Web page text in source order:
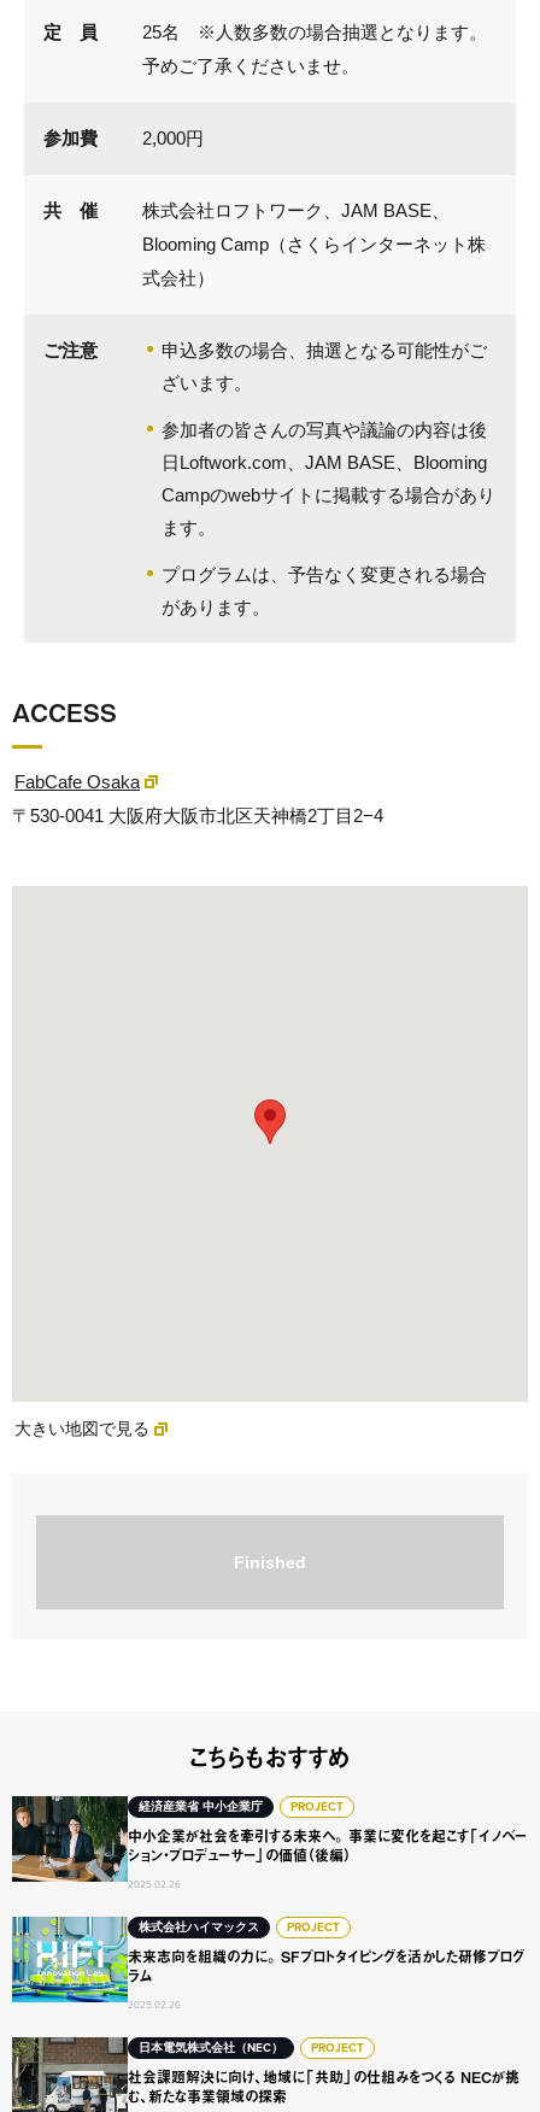
定 員
25名 ※人数多数の場合抽選となります。
予めご了承くださいませ。
参加費 2,000円
共 催
株式会社ロフトワーク、JAM BASE、
Blooming Camp（さくらインターネット株
式会社）
ご注意
申込多数の場合、抽選となる可能性がご
ざいます。
参加者の皆さんの写真や議論の内容は後
日Loftwork.com、JAM BASE、Blooming
Campのwebサイトに掲載する場合があり
ます。
プログラムは、予告なく変更される場合
があります。
ACCESS
FabCafe Osaka
〒530-0041 大阪府大阪市北区天神橋2丁目2−4
大きい地図で見る
Finished
こちらもおすすめ
経済産業省 中小企業庁 PROJECT
中小企業が社会を牽引する未来へ。 事業に変化を起こす「イノベー
ション・プロデューサー」の価値（後編）
2025.02.26
中小企業が社会を牽引する未来へ。 事業に変化を起こす「
株式会社ハイマックス PROJECT
未来志向を組織の力に。 SFプロトタイピングを活かした研修プログ
ラム
2025.02.26
未来志向を組織の力に。 SFプロトタイピングを活かした研
日本電気株式会社（NEC） PROJECT
社会課題解決に向け、地域に「共助」の仕組みをつくる NECが挑
む、新たな事業領域の探索
社会課題解決に向け、地域に「共助」の仕組みをつくる